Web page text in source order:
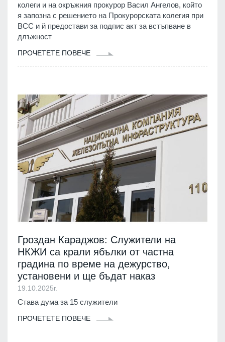
колеги и на окръжния прокурор Васил Ангелов, който
я запозна с решението на Прокурорската колегия при
ВСС и й предостави за подпис акт за встъпване в
длъжност
ПРОЧЕТЕТЕ ПОВЕЧЕ
Гроздан Караджов: Служители на
НКЖИ са крали ябълки от частна
градина по време на дежурство,
установени и ще бъдат наказ
19.10.2025г.
Става дума за 15 служители
ПРОЧЕТЕТЕ ПОВЕЧЕ